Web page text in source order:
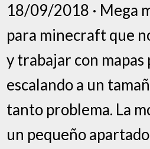
18/09/2018 · Mega
para minecraft que
y trabajar con mapas
escalando a un
tanto problema. La
un pequeño